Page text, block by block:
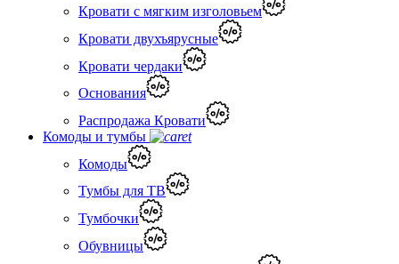
Кровати с мягким изголовьем
Кровати двухъярусные
Кровати чердаки
Основания
Распродажа Кровати
Комоды и тумбы
Комоды
Тумбы для ТВ
Тумбочки
Обувницы